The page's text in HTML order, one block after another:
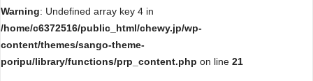
Warning: Undefined array key 4 in
/home/c6372516/public_html/chewy.jp/wp-
content/themes/sango-theme-
poripu/library/functions/prp_content.php on line 21